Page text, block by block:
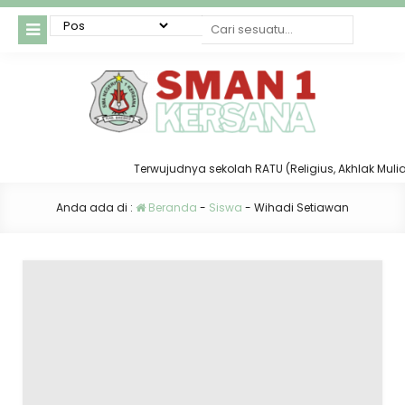
Terwujudnya sekolah RATU (Religius, Akhlak
Anda ada di : Beranda - Siswa - Wihadi Setiawan